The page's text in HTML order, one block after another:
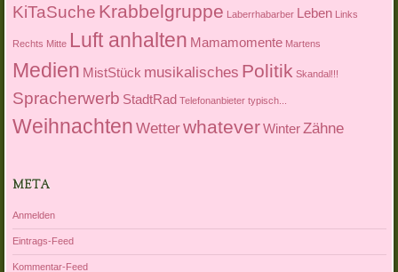
KiTaSuche Krabbelgruppe Laberrhabarber Leben Links
Rechts Mitte Luft anhalten Mamamomente Martens
Medien MistStück musikalisches Politik Skandal!!!
Spracherwerb StadtRad Telefonanbieter typisch...
Weihnachten Wetterwhatever Winter Zähne
META
Anmelden
Eintrags-Feed
Kommentar-Feed